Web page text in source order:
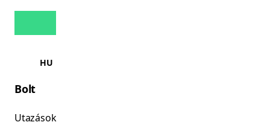
HU
Bolt
Utazások